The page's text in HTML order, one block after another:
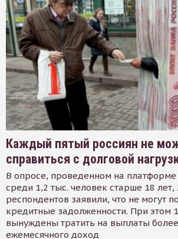
Каждый пятый россиян не
справиться с долговой
В опросе, проведенном на платформе
среди 1,2 тыс. человек старше 18 лет,
респондентов заявили, что не могут
кредитные задолженности. При этом
вынуждены тратить на выплаты
ежемесячного доход